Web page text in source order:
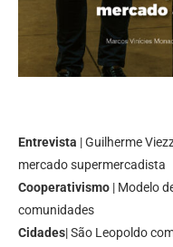
Entrevista | Guilherme
mercado supermercadista
Cooperativismo | Modelo
comunidades
Cidades| São Leopoldo